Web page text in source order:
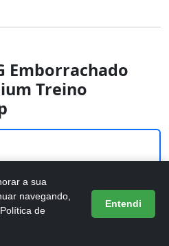
Emborrachado
Treino
a sua
navegando,
de
Entendi